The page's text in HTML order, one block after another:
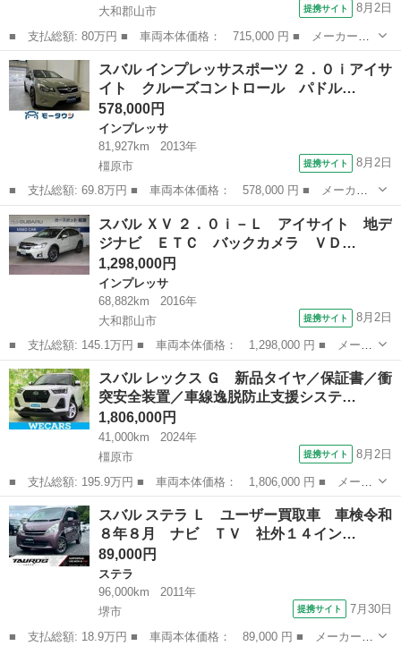
大和郡山市
提携サイト 8月2日
■ 支払総額: 80万円 ■ 車両本体価格： 715,000 円 ■ メーカー
名： スバル ■ 車種名： プレオプラス ■ グレード名： Ｆ ス
マートアシスト 地デジナビ バックカメラ ＶＤＣ ハロゲンヘッ
ドライト アイド...
奈良 大和郡山市 プレオ
スバル インプレッサスポーツ ２．０ｉアイサ
イト クルーズコントロール パドル…
578,000円
インプレッサ
81,927km
2013年
橿原市
提携サイト 8月2日
■ 支払総額: 69.8万円 ■ 車両本体価格： 578,000 円 ■ メーカー
名： スバル ■ 車種名： インプレッサスポーツ ■ グレード
名： ２．０ｉアイサイト クルーズコントロール パドルシフト
オートライト 電...
奈良 橿原市
スバル ＸＶ ２．０ｉ－Ｌ アイサイト 地デ
ジナビ ＥＴＣ バックカメラ ＶＤ…
1,298,000円
インプレッサ
68,882km
2016年
大和郡山市
提携サイト 8月2日
■ 支払総額: 145.1万円 ■ 車両本体価格： 1,298,000 円 ■ メーカ
ー名： スバル ■ 車種名： ＸＶ ■ グレード名： ２．０ｉ－
Ｌ アイサイト 地デジナビ ＥＴＣ バックカメラ ＶＤＣ アイ
ドリングス...
奈良 大和郡山市 インプレッサ
スバル レックス Ｇ 新品タイヤ／保証書／衝
突安全装置／車線逸脱防止支援システ…
1,806,000円
41,000km
2024年
橿原市
提携サイト 8月2日
■ 支払総額: 195.9万円 ■ 車両本体価格： 1,806,000 円 ■ メーカ
ー名： スバル ■ 車種名： レックス ■ グレード名： Ｇ 新品
タイヤ／保証書／衝突安全装置／車線逸脱防止支援システム／ヘッド
ランプ ...
奈良 橿原市
スバル ステラ Ｌ ユーザー買取車 車検令和
８年８月 ナビ ＴＶ 社外１４イン…
89,000円
ステラ
96,000km
2011年
堺市
提携サイト 7月30日
■ 支払総額: 18.9万円 ■ 車両本体価格： 89,000 円 ■ メーカー